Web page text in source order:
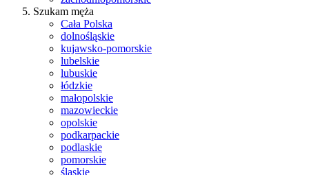
Szukam męża
Cała Polska
dolnośląskie
kujawsko-pomorskie
lubelskie
lubuskie
łódzkie
małopolskie
mazowieckie
opolskie
podkarpackie
podlaskie
pomorskie
śląskie